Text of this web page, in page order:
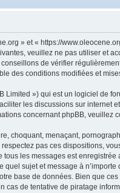
» et « https://
veuillez ne pas utiliser et
de vérifier
des conditions modifiées et
») qui est un logiciel de
les discussions sur internet
concernant phpBB, veuillez
choquant, menaçant,
pas ces dispositions,
les messages est
sujet et message à
base de données. Bien que
de tentative de piratage